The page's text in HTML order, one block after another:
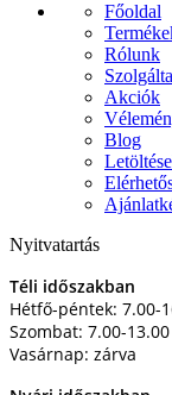
Főoldal
Rólunk
Akciók
Blog
Nyitvatartás
Téli időszakban
Hétfő-péntek: 7.00-
Szombat: 7.00-13.00
Vasárnap: zárva